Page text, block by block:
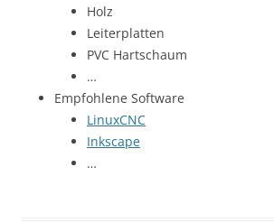
Holz
Leiterplatten
PVC Hartschaum
…
Empfohlene Software
LinuxCNC
Inkscape
…